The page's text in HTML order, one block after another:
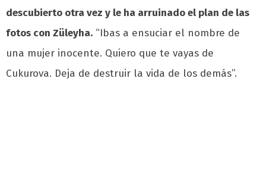
descubierto otra vez y le ha arruinado el plan de las
fotos con Züleyha. “Ibas a ensuciar el nombre de
una mujer inocente. Quiero que te vayas de
Cukurova. Deja de destruir la vida de los demás”.